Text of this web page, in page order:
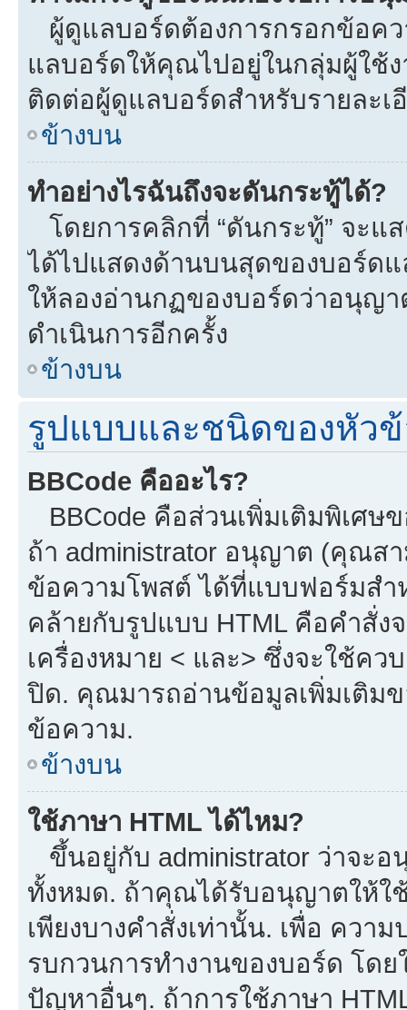
ผู้ดูแลบอร์ดต้องการกรอกข้อค
แลบอร์ดให้คุณไปอยู่ในกลุ่มผู้ใช้
ติดต่อผู้ดูแลบอร์ดสำหรับรายละเ
ข้างบน
ทำอย่างไรฉันถึงจะดันกระทู้ได้?
โดยการคลิกที่ “ดันกระทู้” จะแ
ได้ไปแสดงด้านบนสุดของบอร์ด
ให้ลองอ่านกฏของบอร์ดว่าอนุญ
ดำเนินการอีกครั้ง
ข้างบน
รูปแบบและชนิดของหัว
BBCode คืออะไร?
BBCode คือส่วนเพิ่มเติมพิเศษ
ถ้า administrator อนุญาต (คุณส
ข้อความโพสต์ ได้ที่แบบฟอร์มสำ
คล้ายกับรูปแบบ HTML คือคำสั่ง
เครื่องหมาย < และ> ซึ่งจะใช้ค
ปิด. คุณมารถอ่านข้อมูลเพิ่มเติม
ข้อความ.
ข้างบน
ใช้ภาษา HTML ได้ไหม?
ขึ้นอยู่กับ administrator ว่าจะ
ทั้งหมด. ถ้าคุณได้รับอนุญาตให้ใ
เพียงบางคำสั่งเท่านั้น. เพื่อ ควา
รบกวนการทำงานของบอร์ด โด
ปัญหาอื่นๆ. ถ้าการใช้ภาษา